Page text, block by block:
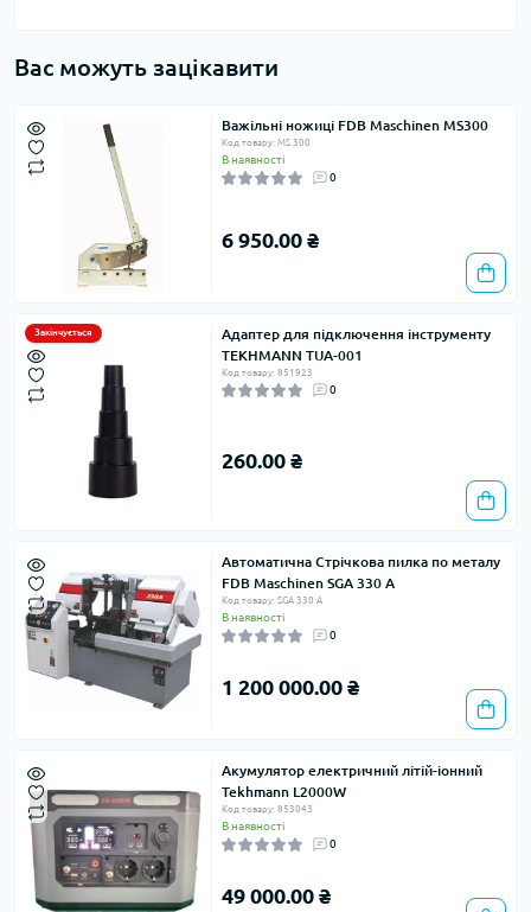
Вас можуть зацікавити
Важільні ножиці FDB Maschinen MS300
Код товару: MS 300
В наявності
0
6 950.00 ₴
Закінчується
Адаптер для підключення інструменту
TEKHMANN TUA-001
Код товару: 851923
0
260.00 ₴
Автоматична Стрічкова пилка по металу
FDB Maschinen SGA 330 А
Код товару: SGA 330 А
В наявності
0
1 200 000.00 ₴
Акумулятор електричний літій-іонний
Tekhmann L2000W
Код товару: 853043
В наявності
0
49 000.00 ₴